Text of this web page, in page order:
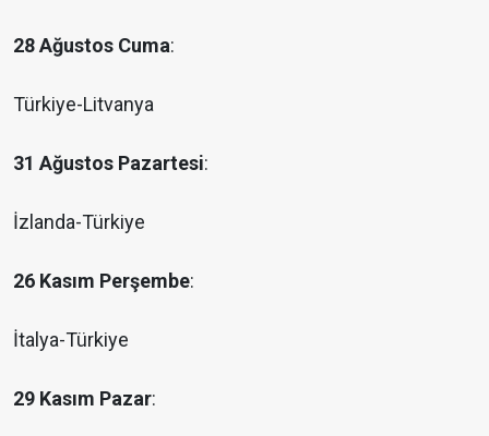
28 Ağustos Cuma:
Türkiye-Litvanya
31 Ağustos Pazartesi:
İzlanda-Türkiye
26 Kasım Perşembe:
İtalya-Türkiye
29 Kasım Pazar: